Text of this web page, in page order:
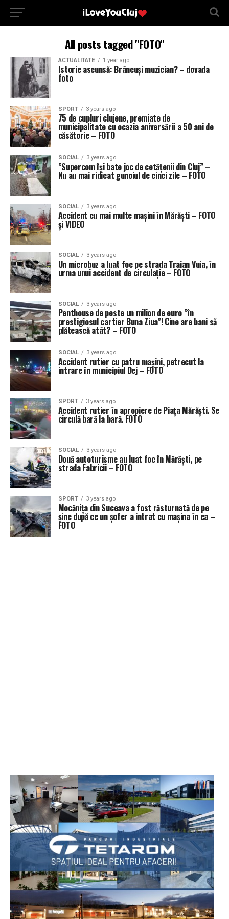
All posts tagged "FOTO"
ACTUALITATE 1 year ago
Istorie ascunsă: Brâncuși muzician? – dovada
foto
SPORT 3 years ago
75 de cupluri clujene, premiate de
municipalitate cu ocazia aniversării a 50 ani de
căsătorie – FOTO
SOCIAL 3 years ago
”Supercom își bate joc de cetățenii din Cluj” –
Nu au mai ridicat gunoiul de cinci zile – FOTO
SOCIAL 3 years ago
Accident cu mai multe mașini în Mărăști – FOTO
și VIDEO
SOCIAL 3 years ago
Un microbuz a luat foc pe strada Traian Vuia, în
urma unui accident de circulație – FOTO
SOCIAL 3 years ago
Penthouse de peste un milion de euro ”în
prestigiosul cartier Buna Ziua”! Cine are bani să
plătească atât? – FOTO
SOCIAL 3 years ago
Accident rutier cu patru mașini, petrecut la
intrare în municipiul Dej – FOTO
SPORT 3 years ago
Accident rutier în apropiere de Piața Mărăști. Se
circulă bară la bară. FOTO
SOCIAL 3 years ago
Două autoturisme au luat foc în Mărăști, pe
strada Fabricii – FOTO
SPORT 3 years ago
Mocănița din Suceava a fost răsturnată de pe
șine după ce un șofer a intrat cu mașina în ea –
FOTO